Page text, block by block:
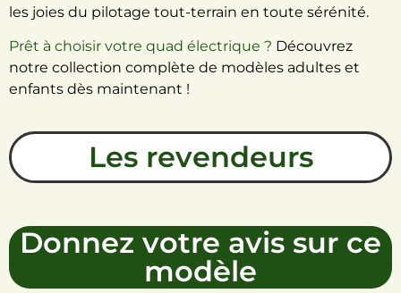
les joies du pilotage tout-terrain en toute sérénité.
Prêt à choisir votre quad électrique ? Découvrez
notre collection complète de modèles adultes et
enfants dès maintenant !
Les revendeurs
Donnez votre avis sur ce
modèle